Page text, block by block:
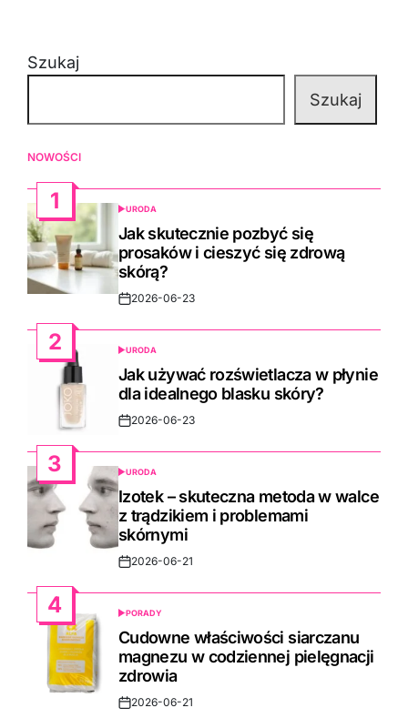
Szukaj
Szukaj
NOWOŚCI
1
POSTED
IN
URODA
Jak skutecznie pozbyć się
prosaków i cieszyć się zdrową
skórą?
Post2026-06-23
2
POSTED
IN
URODA
Jak używać rozświetlacza w płynie
dla idealnego blasku skóry?
Post2026-06-23
3
POSTED
IN
URODA
Izotek – skuteczna metoda w walce
z trądzikiem i problemami
skórnymi
Post2026-06-21
4
POSTED
IN
PORADY
Cudowne właściwości siarczanu
magnezu w codziennej pielęgnacji
zdrowia
Post2026-06-21